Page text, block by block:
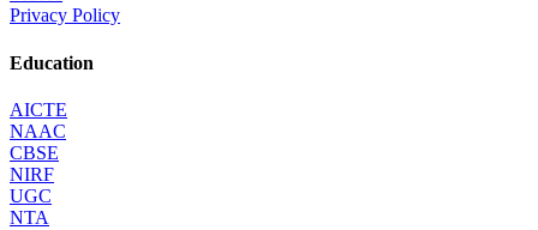
Privacy Policy
Education
AICTE
NAAC
CBSE
NIRF
UGC
NTA